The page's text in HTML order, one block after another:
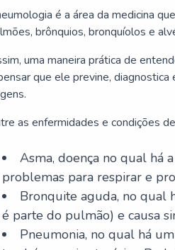
é a área da medicina
brônquios, bronquíolos e
uma maneira prática de
que ele previne,
as enfermidades e condições
Asma, doença no qual há
problemas para respirar e
Bronquite aguda, no qual
é parte do pulmão) e causa
Pneumonia, no qual há